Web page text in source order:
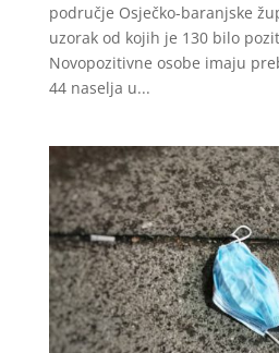
područje Osječko-baranjske
uzorak od kojih je 130 bilo
Novopozitivne osobe imaju
44 naselja u...